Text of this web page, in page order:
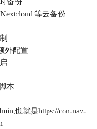
备份
等云备份
外配置
本
也就是https://con-nav-